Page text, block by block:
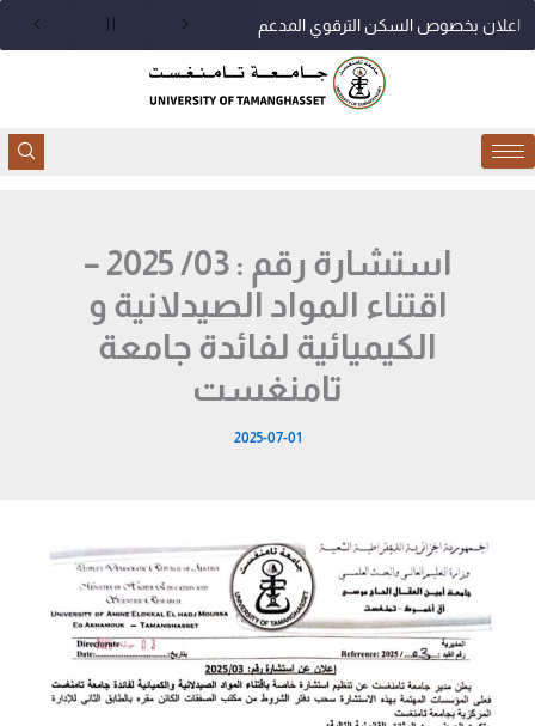
اعلان بخصوص السكن الترقوي المدعم
استشارة رقم : 03/ 2025 –
اقتناء المواد الصيدلانية و
الكيميائية لفائدة جامعة
تامنغست
2025-07-01